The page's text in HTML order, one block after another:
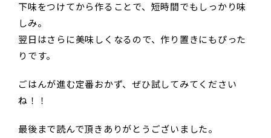
下味をつけてから作ることで、短時間でもしっかり味
しみ。
翌日はさらに美味しくなるので、作り置きにもぴった
りです。
ごはんが進む定番おかず、ぜひ試してみてください
ね！！
最後まで読んで頂きありがとうございました。